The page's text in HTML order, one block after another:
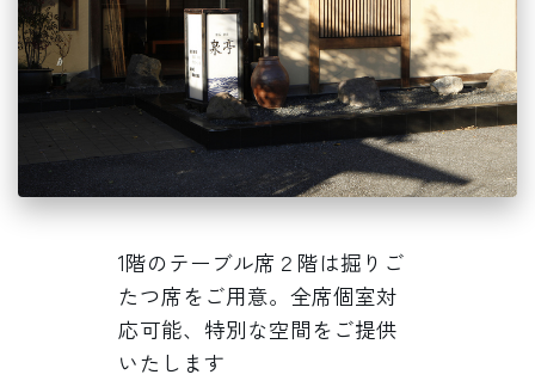
1階のテーブル席２階は掘りご
たつ席をご用意。全席個室対
応可能、特別な空間をご提供
いたします